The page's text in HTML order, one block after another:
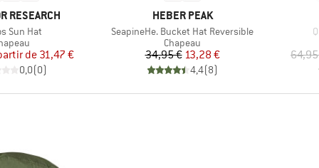
RESEARCH
Sun Hat
group
Prix
Prix réduit
de 31,47 €
0,0(0)
MARQUE
HEBER PEAK
Article
SeapineHe. Bucket Hat Reversible
Product group
Chapeau
Prix
34,95 €Prix réduit
13,28 €
4,4(8)